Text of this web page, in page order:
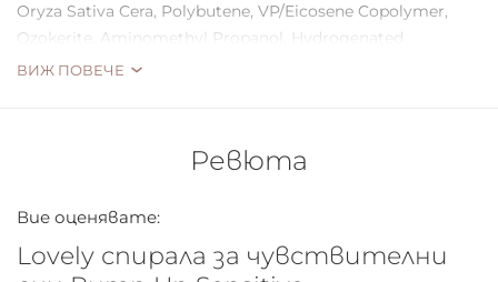
Oryza Sativa Cera, Polybutene, VP/Eicosene Copolymer,
Ozokerite, Aminomethyl Propanol, Hydrogenated
Vegetable Oil, Phenoxyethanol, Stearyl Stearate,
ВИЖ ПОВЕЧЕ
Ревюта
Вие оценявате:
Lovely спирала за чувствителни